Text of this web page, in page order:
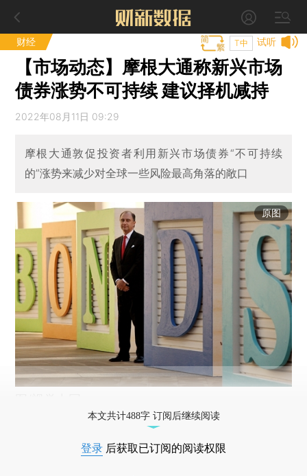
财经 试听
T中
【市场动态】摩根大通称新兴市场
债券涨势不可持续 建议择机减持
2022年08月11日 09:29
摩根大通敦促投资者利用新兴市场债券“不可持续
的”涨势来减少对全球一些风险最高角落的敞口
原图
本文共计488字 订阅后继续阅读
登录 后获取已订阅的阅读权限